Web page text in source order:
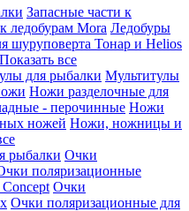
Запасные части к
ледобурам Mora Ледобуры
шуруповерта Тонар и Helios
все
для рыбалки Мультитулы
Ножи разделочные для
- перочинные Ножи
ножей Ножи, ножницы и
рыбалки Очки
поляризационные
Очки
Очки поляризационные для